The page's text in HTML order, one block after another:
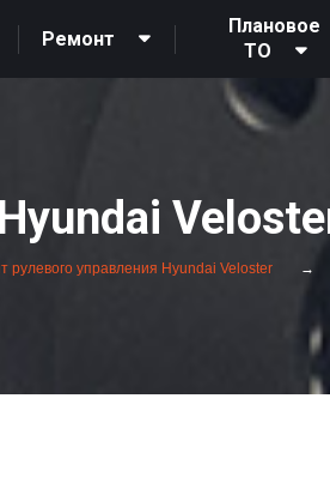
Ремонт
Плановое
ТО
рулевого управления Hyundai Veloster